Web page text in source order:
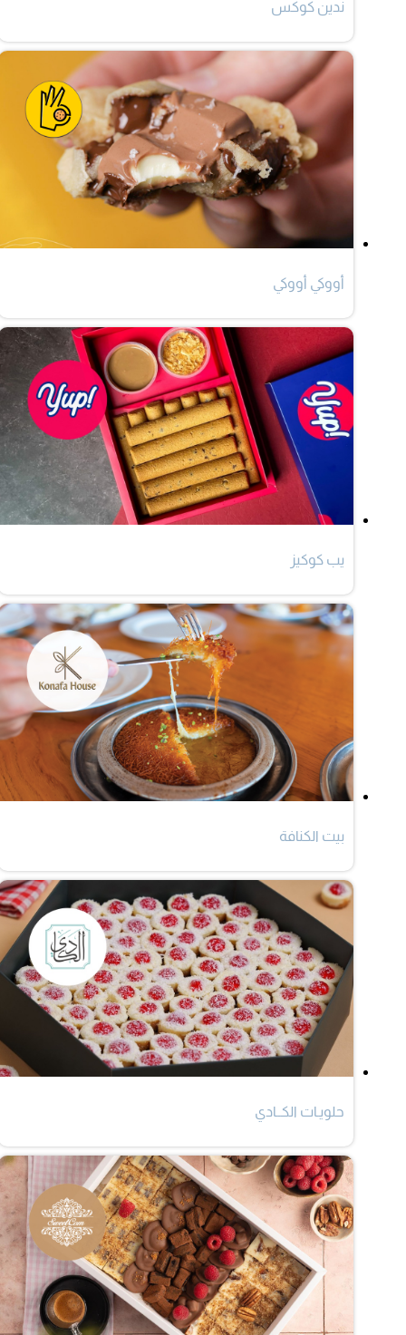
ندين كوكس
أووكي أووكي
يب كوكيز
بيت الكنافة
حلويـات الكــادي